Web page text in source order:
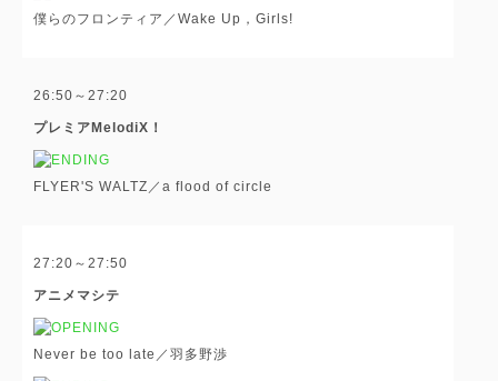
僕らのフロンティア／Wake Up，Girls!
26:50～27:20
プレミアMelodiX！
FLYER'S WALTZ／a flood of circle
27:20～27:50
アニメマシテ
Never be too late／羽多野渉